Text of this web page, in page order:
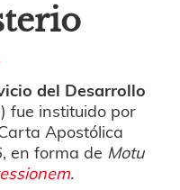
del Desarrollo
fue instituido por
Apostólica
en forma de Motu
.